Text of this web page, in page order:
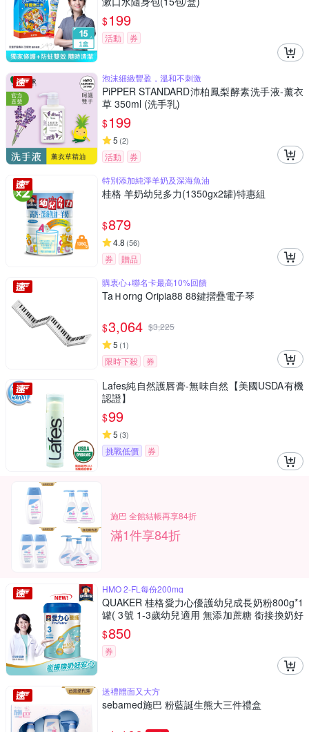
$199
活動 券
泡沫細緻豐盈，溫和不刺激
PiPPER STANDARD沛柏鳳梨酵素洗手液-薰衣
草 350ml (洗手乳)
$199
5 (2)
活動
券
特別添加純淨羊奶及深海魚油
桂格 羊奶幼兒多力(1350gx2罐)特惠組
$879
4.8 (56)
券
贈品
購衷心+聯名卡最高10%回饋
TaＨorng Oripia88 88鍵摺疊電子琴
$3,064 $3,225
5 (1)
限時下殺 券
Lafes純自然護唇膏-無味自然【美國USDA有機
認證】
$99
5 (3)
挑戰低價 券
施巴 全館結帳再享84折
滿1件享84折
HMO 2-FL每份200mg
QUAKER 桂格愛力心優護幼兒成長奶粉800g*1
罐( 3號 1-3歲幼兒適用 無添加蔗糖 銜接換奶好
安心)
$850
券
送禮體面又大方
sebamed施巴 粉藍誕生熊大三件禮盒